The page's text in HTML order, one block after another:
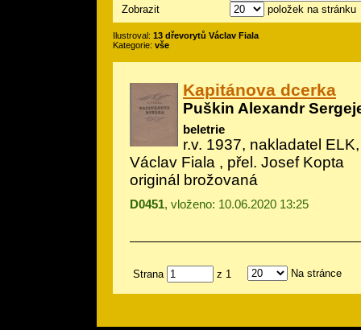
Zobrazit
položek na stránku
Ilustroval: 13 dřevorytů Václav Fiala
Kategorie: vše
Kapitánova dcerka
Puškin Alexandr
beletrie
r.v. 1937, nakladatel
Václav Fiala , přel. Josef Kopta
originál brožovaná
D0451, vloženo: 10.06.2020 13:25
Strana z 1 Na stránce